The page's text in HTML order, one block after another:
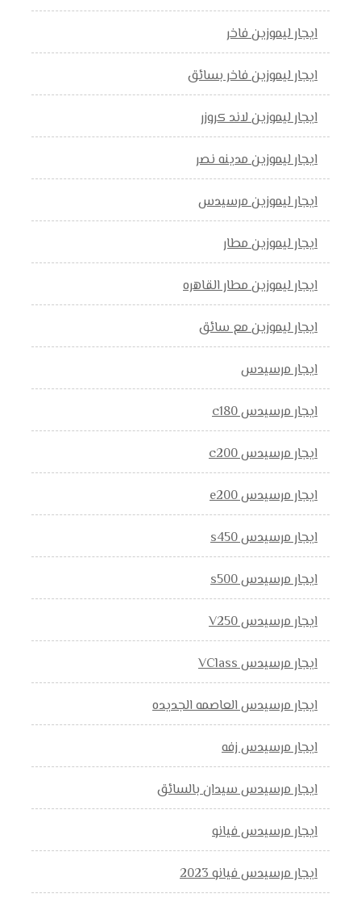
ايجار ليموزين فاخر
ايجار ليموزين فاخر بسائق
ايجار ليموزين لاند كروزر
ايجار ليموزين مدينه نصر
ايجار ليموزين مرسيدس
ايجار ليموزين مطار
ايجار ليموزين مطار القاهره
ايجار ليموزين مع سائق
ايجار مرسيدس
ايجار مرسيدس c180
ايجار مرسيدس c200
ايجار مرسيدس e200
ايجار مرسيدس s450
ايجار مرسيدس s500
ايجار مرسيدس V250
ايجار مرسيدس VClass
ايجار مرسيدس العاصمه الجديده
ايجار مرسيدس زفه
ايجار مرسيدس سيدان بالسائق
ايجار مرسيدس فيانو
ايجار مرسيدس فيانو 2023